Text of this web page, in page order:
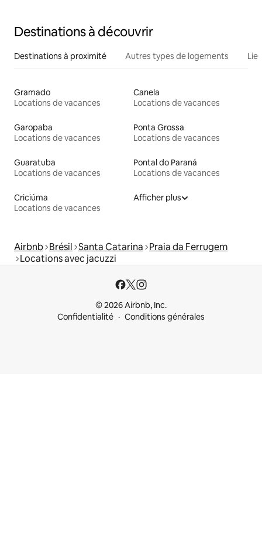
Destinations à découvrir
Destinations à proximité Autres types de logements
Gramado
Locations de vacances
Canela
Locations de vacances
Garopaba
Locations de vacances
Ponta Grossa
Locations de vacances
Guaratuba
Locations de vacances
Pontal do Paraná
Locations de vacances
Criciúma
Locations de vacances
Afficher plus
Airbnb Brésil Santa Catarina Praia da Ferrugem
Locations avec jacuzzi
© 2026 Airbnb, Inc.
Confidentialité
Conditions générales